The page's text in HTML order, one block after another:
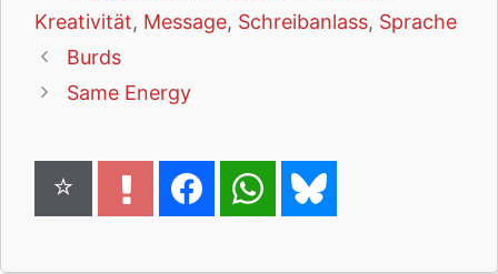
Kreativität, Message, Schreibanlass, Sprache
Burds
Same Energy